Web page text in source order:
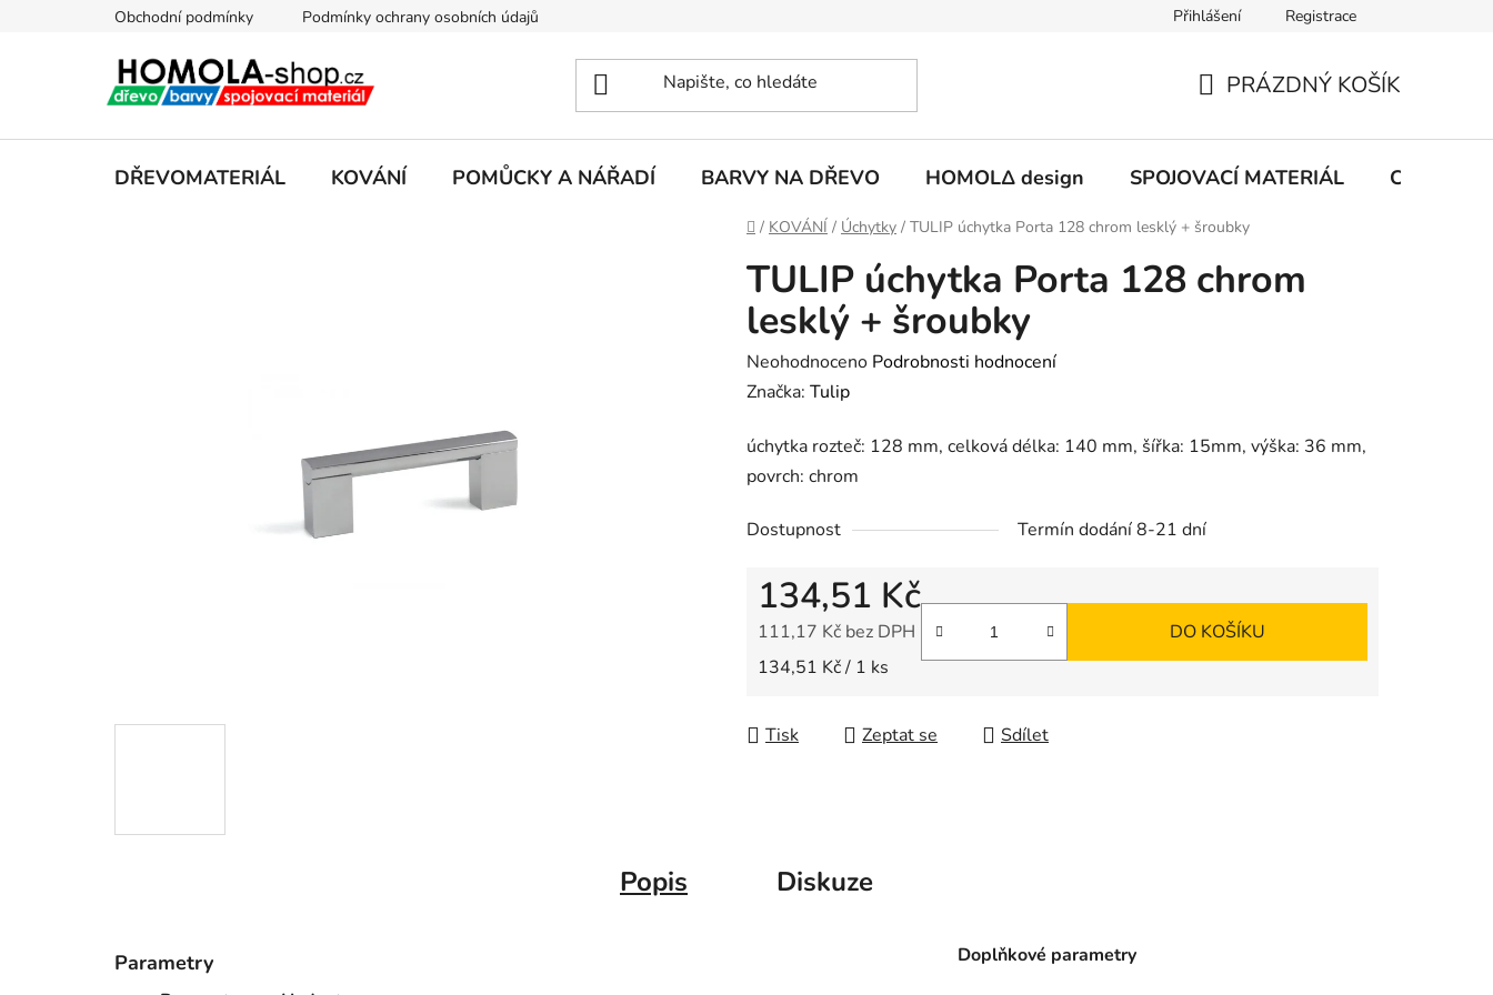
Obchodní podmínky Podmínky ochrany osobních údajů Přihlášení Registrace
KOŠÍK
PRÁZDNÝ KOŠÍK
DŘEVOMATERIÁL KOVÁNÍ POMŮCKY A NÁŘADÍ BARVY NA DŘEVO HOMOLΔ design SPOJOVACÍ MATERIÁL CHEMIE
Domů
/ KOVÁNÍ / Úchytky / TULIP úchytka Porta 128 chrom lesklý + šroubky
TULIP úchytka Porta 128 chrom
lesklý + šroubky
Průměrné
hodnocení
je
0,0
5
Neohodnoceno Podrobnosti hodnocení
Značka: Tulip
úchytka rozteč: 128 mm, celková délka: 140 mm, šířka: 15mm, výška: 36 mm,
povrch: chrom
Dostupnost Termín dodání 8-21 dní
134,51 Kč
111,17 Kč bez DPH
Měrná cena:
134,51 Kč / 1 ks
DO KOŠÍKU
Tisk Zeptat se Sdílet
Popis Diskuze
Parametry Doplňkové parametry